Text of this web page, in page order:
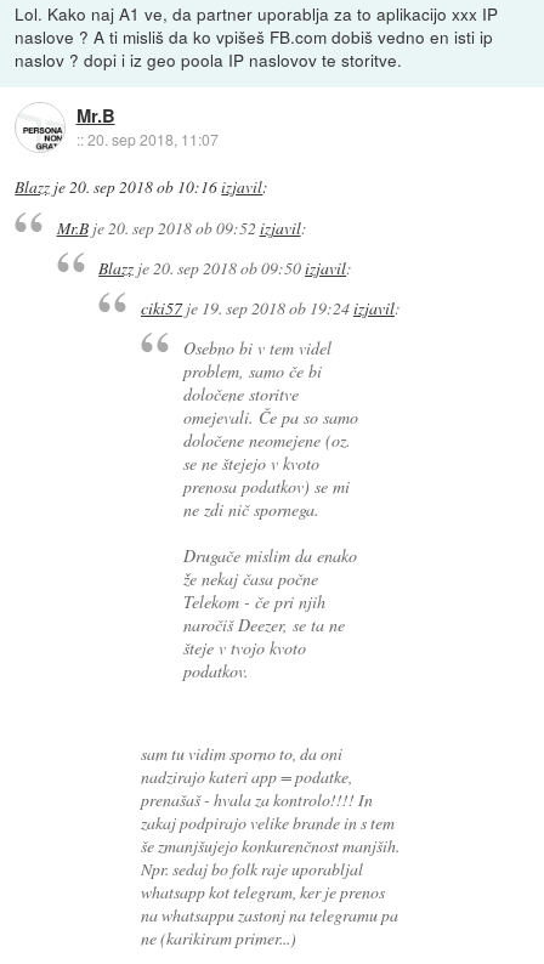
Lol. Kako naj A1 ve, da partner uporablja za to aplikacijo xxx IP
naslove ? A ti misliš da ko vpišeš FB.com dobiš vedno en isti ip
naslov ? dopi i iz geo poola IP naslovov te storitve.
Mr.B
::20. sep 2018, 11:07
Blazz je20. sep 2018 ob 10:16izjavil:
Mr.Bje20. sep 2018 ob 09:52 izjavil:
Blazz je 20. sep 2018 ob 09:50izjavil:
ciki57je 19. sep 2018 ob 19:24izjavil:
Osebno bi v tem videl
problem, samo če bi
določene storitve
omejevali. Če pa so samo
določene neomejene (oz.
se ne štejejo v kvoto
prenosa podatkov) se mi
ne zdi nič spornega.
Drugače mislim da enako
že nekaj časa počne
Telekom - če pri njih
naročiš Deezer, se ta ne
šteje v tvojo kvoto
podatkov.
sam tu vidim sporno to, da oni
nadzirajo kateri app = podatke,
prenašaš - hvala za kontrolo!!!! In
zakaj podpirajo velike brande in s tem
še zmanjšujejo konkurenčnost manjših.
Npr. sedaj bo folk raje uporabljal
whatsapp kot telegram, ker je prenos
na whatsappu zastonj na telegramu pa
ne (karikiram primer...)